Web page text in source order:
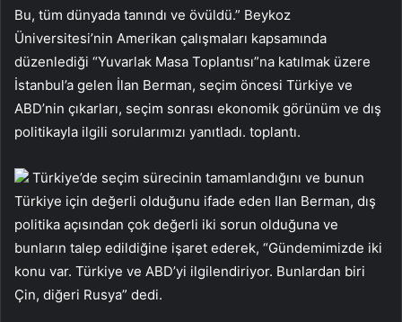
Bu, tüm dünyada tanındı ve övüldü.” Beykoz
Üniversitesi’nin Amerikan çalışmaları kapsamında
düzenlediği “Yuvarlak Masa Toplantısı”na katılmak üzere
İstanbul’a gelen İlan Berman, seçim öncesi Türkiye ve
ABD’nin çıkarları, seçim sonrası ekonomik görünüm ve dış
politikayla ilgili sorularımızı yanıtladı. toplantı.
Türkiye’de seçim sürecinin tamamlandığını ve bunun
Türkiye için değerli olduğunu ifade eden Ilan Berman, dış
politika açısından çok değerli iki sorun olduğuna ve
bunların talep edildiğine işaret ederek, “Gündemimizde iki
konu var. Türkiye ve ABD’yi ilgilendiriyor. Bunlardan biri
Çin, diğeri Rusya” dedi.